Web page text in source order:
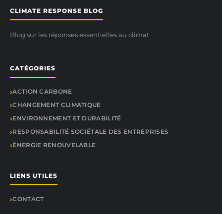
CLIMATE RESPONSE BLOG
Blog sur les réponses essentielles au climat
CATÉGORIES
ACTION CARBONE
CHANGEMENT CLIMATIQUE
ENVIRONNEMENT ET DURABILITÉ
RESPONSABILITÉ SOCIÉTALE DES ENTREPRISES
ÉNERGIE RENOUVELABLE
LIENS UTILES
CONTACT